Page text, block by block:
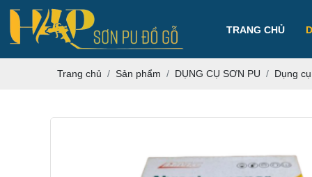
TRANG CHỦ
Trang chủ Sản phẩm DỤNG CỤ SƠN PU Dụng